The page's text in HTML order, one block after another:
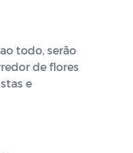
todo, serão
de flores
e